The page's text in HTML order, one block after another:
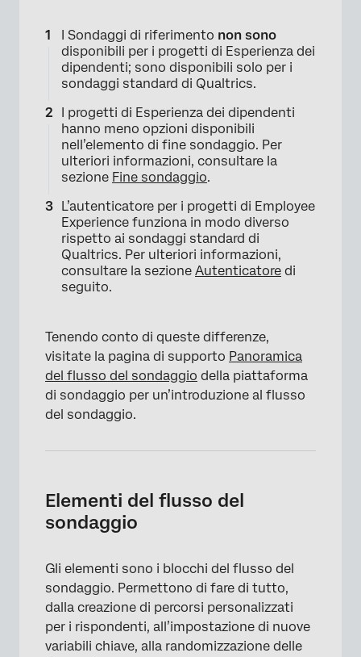
I Sondaggi di riferimento non sono
disponibili per i progetti di Esperienza dei
dipendenti; sono disponibili solo per i
sondaggi standard di Qualtrics.
I progetti di Esperienza dei dipendenti
hanno meno opzioni disponibili
nell’elemento di fine sondaggio. Per
ulteriori informazioni, consultare la
sezione Fine sondaggio.
L’autenticatore per i progetti di Employee
Experience funziona in modo diverso
rispetto ai sondaggi standard di
Qualtrics. Per ulteriori informazioni,
consultare la sezione Autenticatore di
seguito.
Tenendo conto di queste differenze,
visitate la pagina di supporto Panoramica
del flusso del sondaggio della piattaforma
di sondaggio per un’introduzione al flusso
del sondaggio.
Elementi del flusso del
sondaggio
Gli elementi sono i blocchi del flusso del
sondaggio. Permettono di fare di tutto,
dalla creazione di percorsi personalizzati
per i rispondenti, all’impostazione di nuove
variabili chiave, alla randomizzazione delle